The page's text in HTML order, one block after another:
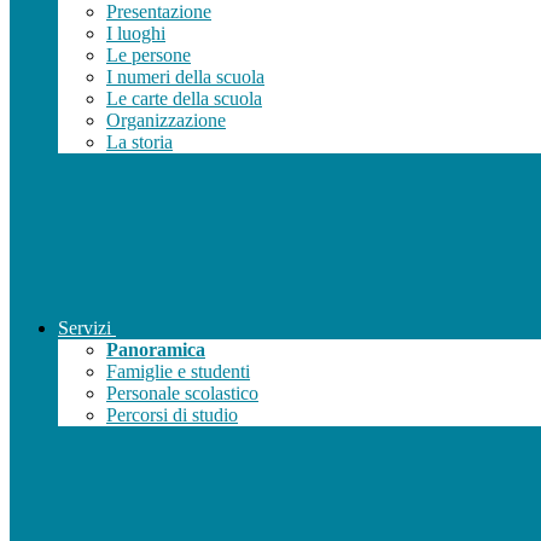
Presentazione
I luoghi
Le persone
I numeri della scuola
Le carte della scuola
Organizzazione
La storia
Servizi
Panoramica
Famiglie e studenti
Personale scolastico
Percorsi di studio